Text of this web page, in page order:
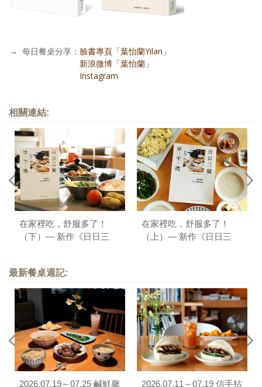
→ 每日餐桌分享： 臉書專頁「葉怡蘭Yilan」
新浪微博「葉怡蘭」
Instagram
相關連結:
在家裡吃，舒服多了！
（下）— 新作《日日三
在家裡吃，舒服多了！
（上）— 新作《日日三
最新餐桌週記:
2026.07.19～07.25 鹹鮮馨
2026.07.11～07.19 信手拈